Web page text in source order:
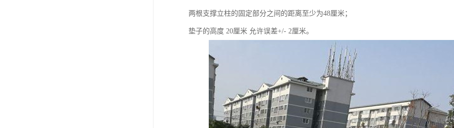
两根支撑立柱的固定部分之间的距离至少为48厘米；
垫子的高度 20厘米 允许误差+/- 2厘米。